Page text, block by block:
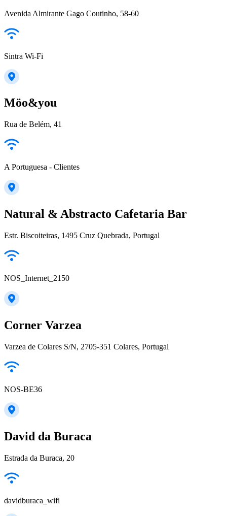
Avenida Almirante Gago Coutinho, 58-60
Sintra Wi-Fi
Möo&you
Rua de Belém, 41
A Portuguesa - Clientes
Natural & Abstracto Cafetaria Bar
Estr. Biscoiteiras, 1495 Cruz Quebrada, Portugal
NOS_Internet_2150
Corner Varzea
Varzea de Colares S/N, 2705-351 Colares, Portugal
NOS-BE36
David da Buraca
Estrada da Buraca, 20
davidburaca_wifi